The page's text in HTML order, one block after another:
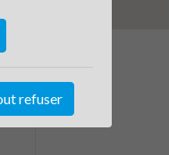
refuser